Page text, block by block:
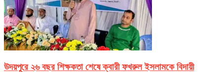
উদয়পুরে ২৬ বছর শিক্ষকতা শেষে ক্বারী ফখরুল ইসলামকে বিদায়ী